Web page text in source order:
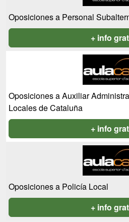
Oposiciones a Personal
+ info
Oposiciones a Auxiliar
Locales de Cataluña
+ info
Oposiciones a Policía Local
+ info